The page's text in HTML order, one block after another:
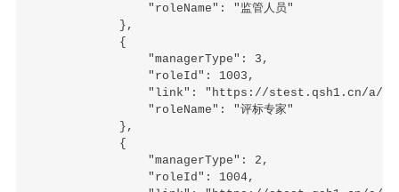
                "roleName": "监管人员"
            },
            {
                "managerType": 3,
                "roleId": 1003,
"link": "https://stest.qsh1.cn/a/
                "roleName": "评标专家"
            },
            {
                "managerType": 2,
                "roleId": 1004,